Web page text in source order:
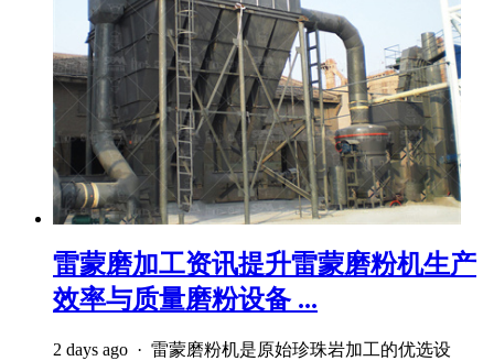
雷蒙磨加工资讯提升雷蒙磨粉机生产
效率与质量磨粉设备 ...
2 days ago · 雷蒙磨粉机是原始珍珠岩加工的优选设